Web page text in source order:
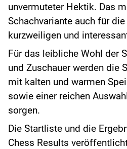
unvermuteter Hektik. Das
Schachvariante auch für
kurzweiligen und
Für das leibliche Wohl der
und Zuschauer werden die
mit kalten und warmen
sowie einer reichen
sorgen.
Die Startliste und die
Chess Results